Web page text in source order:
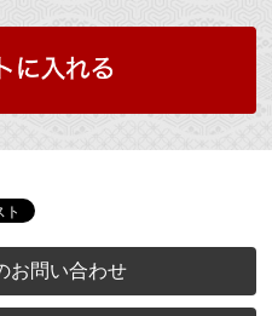
お問い合わせ